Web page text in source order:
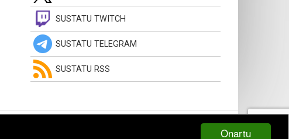
Onartu
SUSTATU TWITCH
SUSTATU TELEGRAM
SUSTATU RSS